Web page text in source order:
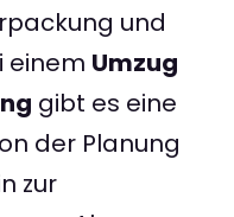
und
einem Umzug
gibt es eine
der Planung
zur